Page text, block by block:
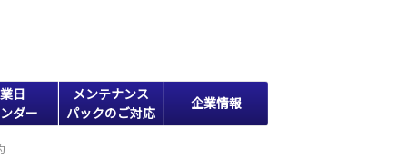
日
ダー
メンテナンス
パックのご対応
企業情報